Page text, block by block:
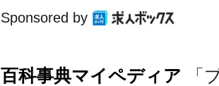
Sponsored by
百科事典マイペディア 「